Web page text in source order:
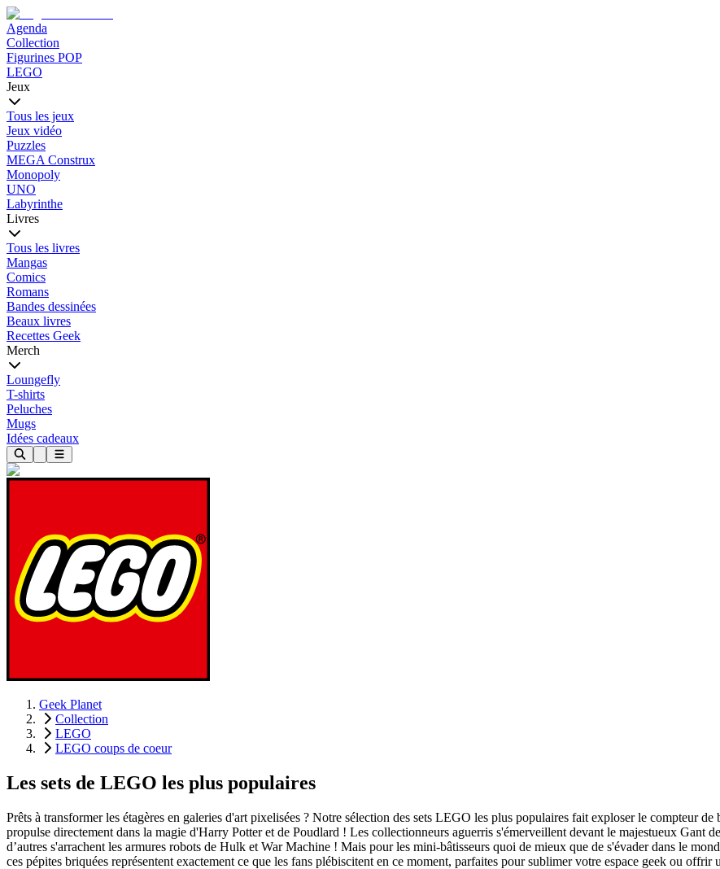
Agenda
Collection
Figurines POP
LEGO
Jeux
Tous les jeux
Jeux vidéo
Puzzles
MEGA Construx
Monopoly
UNO
Labyrinthe
Livres
Tous les livres
Mangas
Comics
Romans
Bandes dessinées
Beaux livres
Recettes Geek
Merch
Loungefly
T-shirts
Peluches
Mugs
Idées cadeaux
Geek Planet
Collection
LEGO
LEGO coups de coeur
Les sets de LEGO les plus populaires
Prêts à transformer les étagères en galeries d'art pixelisées ? Notre sélection des sets LEGO les plus populaires fait exploser le compteur
propulse directement dans la magie d'Harry Potter et de Poudlard ! Les collectionneurs aguerris s'émerveillent devant le majestueux Gant
d’autres s'arrachent les armures robots de Hulk et War Machine ! Mais pour les mini-bâtisseurs quoi de mieux que de s'évader dans le
ces pépites briquées représentent exactement ce que les fans plébiscitent en ce moment, parfaites pour sublimer votre espace geek ou offrir